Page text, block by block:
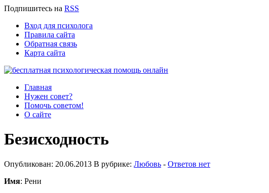
Подпишитесь на RSS
Вход для психолога
Правила сайта
Обратная связь
Карта сайта
Главная
Нужен совет?
Помочь советом!
О сайте
Безисходность
Опубликован: 20.06.2013 В рубрике: Любовь - Ответов нет
Имя: Рени